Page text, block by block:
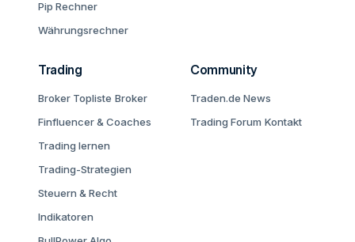
Pip Rechner
Währungsrechner
Trading
Broker Topliste Broker
Finfluencer & Coaches
Trading lernen
Trading-Strategien
Steuern & Recht
Indikatoren
Community
Traden.de News
Trading Forum Kontakt